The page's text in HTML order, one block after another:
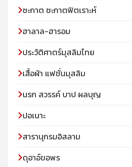
ซะกาต ซะกาตฟิตเราะห์
ฮาลาล-ฮารอม
ประวัติศาตร์มุสลิมไทย
เสื้อผ้า แฟชั่นมุสลิม
นรก สวรรค์ บาป ผลบุญ
ปอเนาะ
สารานุกรมอิสลาม
ดุอาอ์ขอพร